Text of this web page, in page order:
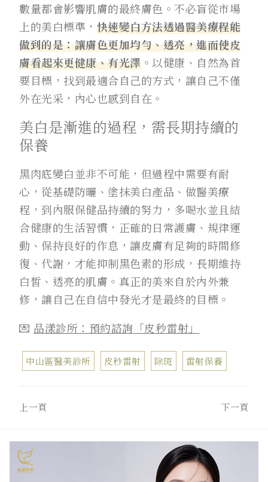
數量都會影響肌膚的最終膚色。不必盲從市場
上的美白標準， 快速變白方法透過醫美療程能
做到的是：讓膚色更加均勻、透亮，進而使皮
膚看起來更健康、有光澤。以健康、自然為首
要目標，找到最適合自己的方式，讓自己不僅
外在光采，內心也感到自在。
美白是漸進的過程，需長期持續的
保養
黑肉底變白並非不可能，但過程中需要有耐
心，從基礎防曬、塗抹美白產品、做醫美療
程，到內服保健品持續的努力，多喝水並且結
合健康的生活習慣，正確的日常護膚、規律運
動、保持良好的作息，讓皮膚有足夠的時間修
復、代謝，才能抑制黑色素的形成，長期維持
白皙、透亮的肌膚。真正的美來自於內外兼
修，讓自己在自信中發光才是最終的目標。
💌 品漾診所：預約諮詢「皮秒雷射」
中山區醫美診所 皮秒雷射 除斑 雷射保養
上一頁 下一頁